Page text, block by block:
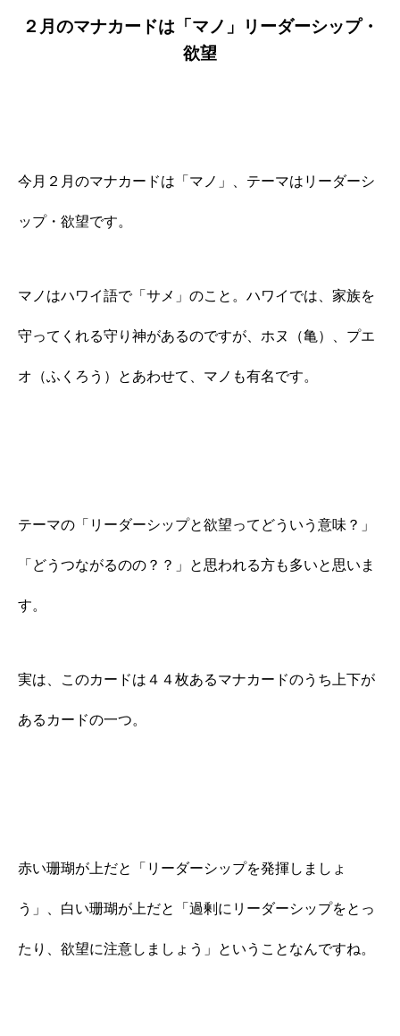
２月のマナカードは「マノ」リーダーシップ・
欲望
今月２月のマナカードは「マノ」、テーマはリーダーシ
ップ・欲望です。
マノはハワイ語で「サメ」のこと。ハワイでは、家族を
守ってくれる守り神があるのですが、ホヌ（亀）、プエ
オ（ふくろう）とあわせて、マノも有名です。
テーマの「リーダーシップと欲望ってどういう意味？」
「どうつながるのの？？」と思われる方も多いと思いま
す。
実は、このカードは４４枚あるマナカードのうち上下が
あるカードの一つ。
赤い珊瑚が上だと「リーダーシップを発揮しましょ
う」、白い珊瑚が上だと「過剰にリーダーシップをとっ
たり、欲望に注意しましょう」ということなんですね。